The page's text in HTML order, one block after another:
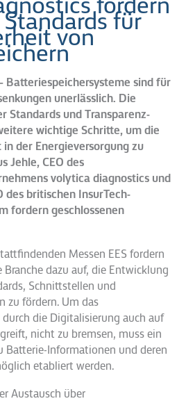
fordern
für
von
Batteriespeichersysteme sind für
unerlässlich. Die
Standards und Transparenz-
wichtige Schritte, um die
der Energieversorgung zu
Jehle, CEO des
volytica diagnostics und
des britischen InsurTech-
fordern geschlossenen
Messen EES fordern
dazu auf, die Entwicklung
Schnittstellen und
zu fördern. Um das
die Digitalisierung auch auf
nicht zu bremsen, muss ein
Batterie-Informationen und deren
etabliert werden.
Austausch über